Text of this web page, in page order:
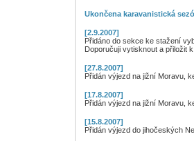
Ukončena karavanistická
[2.9.2007]
Přidáno do sekce ke stažení
Doporučuji vytisknout a přiložit
[27.8.2007]
Přidán výjezd na jižní Moravu,
[17.8.2007]
Přidán výjezd na jižní Moravu,
[15.8.2007]
Přidán výjezd do jihočeských